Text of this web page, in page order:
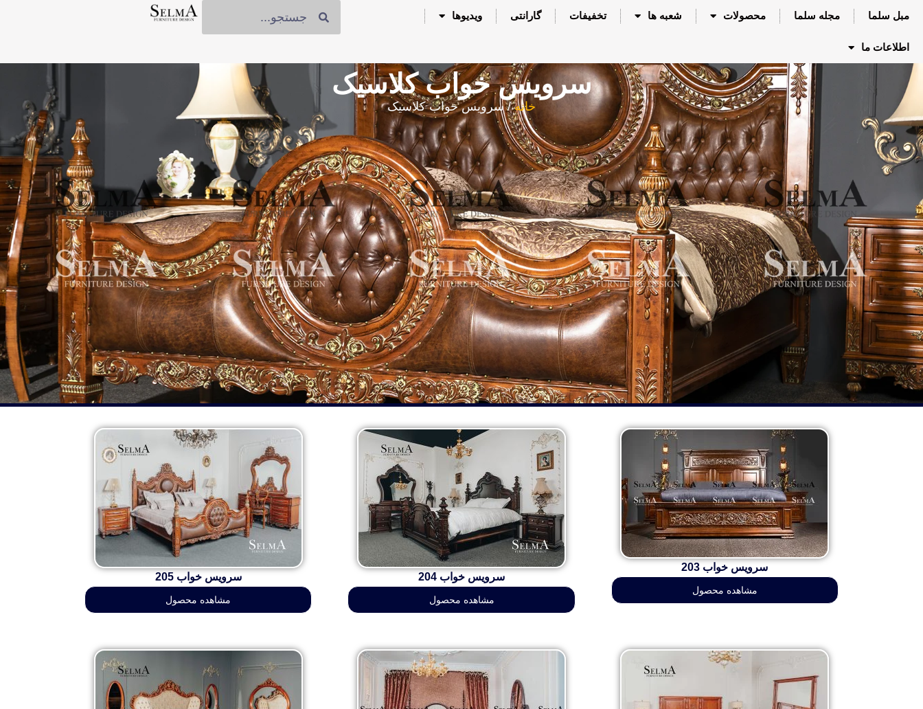
مبل سلما مجله سلما محصولات شعبه ها تخفیفات گارانتی ویدیوها
اطلاعات ما
سرویس خواب کلاسیک
خانه/ سرویس خواب کلاسیک
سرویس خواب 203
مشاهده محصول
سرویس خواب 204
مشاهده محصول
سرویس خواب 205
مشاهده محصول